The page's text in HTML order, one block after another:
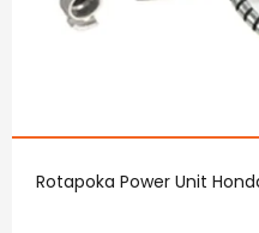
Rotapoka Power Unit